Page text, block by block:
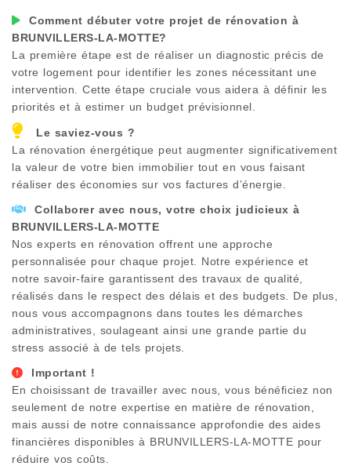
Comment débuter votre projet de rénovation à
BRUNVILLERS-LA-MOTTE?
La première étape est de réaliser un diagnostic précis de
votre logement pour identifier les zones nécessitant une
intervention. Cette étape cruciale vous aidera à définir les
priorités et à estimer un budget prévisionnel.
Le saviez-vous ?
La rénovation énergétique peut augmenter significativement
la valeur de votre bien immobilier tout en vous faisant
réaliser des économies sur vos factures d’énergie.
Collaborer avec nous, votre choix judicieux à
BRUNVILLERS-LA-MOTTE
Nos experts en rénovation offrent une approche
personnalisée pour chaque projet. Notre expérience et
notre savoir-faire garantissent des travaux de qualité,
réalisés dans le respect des délais et des budgets. De plus,
nous vous accompagnons dans toutes les démarches
administratives, soulageant ainsi une grande partie du
stress associé à de tels projets.
Important !
En choisissant de travailler avec nous, vous bénéficiez non
seulement de notre expertise en matière de rénovation,
mais aussi de notre connaissance approfondie des aides
financières disponibles à BRUNVILLERS-LA-MOTTE pour
réduire vos coûts.